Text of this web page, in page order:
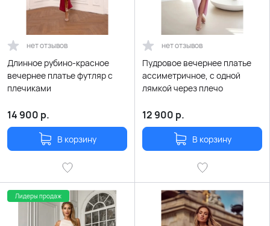
нет отзывов
Длинное рубино-красное
вечернее платье футляр с
плечиками
14 900 р.
В корзину
нет отзывов
Пудровое вечернее платье
ассиметричное, с одной
лямкой через плечо
12 900 р.
В корзину
Лидеры продаж